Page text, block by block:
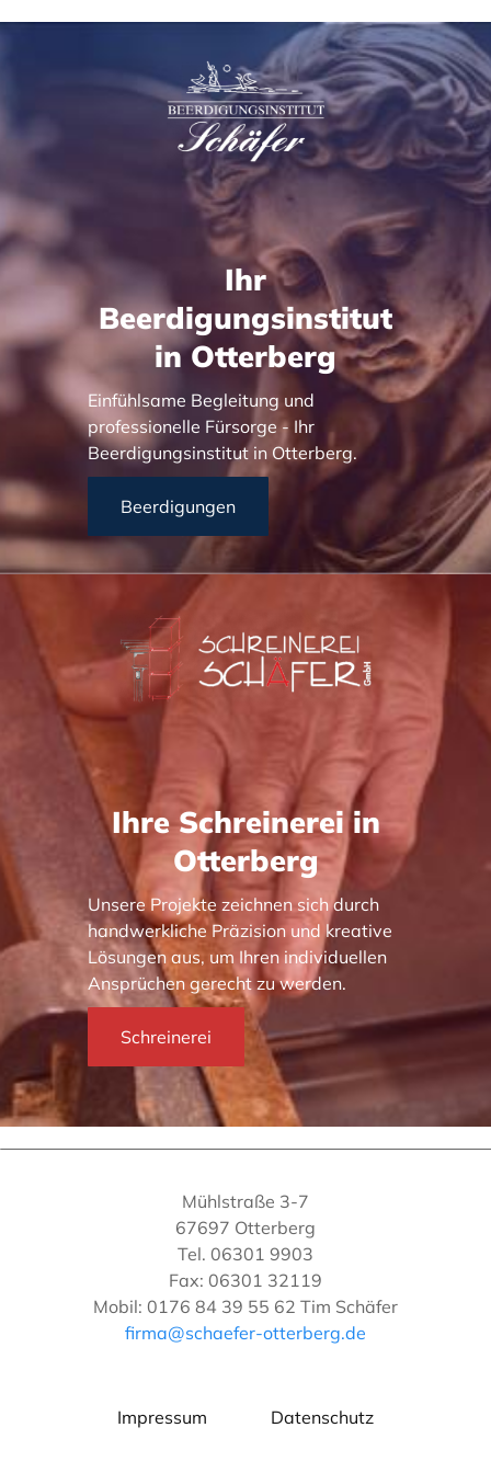
Ihre Schreinerei in
Otterberg
Unsere Projekte zeichnen sich durch
handwerkliche Präzision und kreative
Lösungen aus, um Ihren individuellen
Ansprüchen gerecht zu werden.
Schreinerei
Ihr
Beerdigungsinstitut
in Otterberg
Einfühlsame Begleitung und
professionelle Fürsorge - Ihr
Beerdigungsinstitut in Otterberg.
Beerdigungen
Mühlstraße 3-7
67697 Otterberg
Tel. 06301 9903
Fax: 06301 32119
Mobil: 0176 84 39 55 62 Tim Schäfer
firma@schaefer-otterberg.de
Impressum Datenschutz